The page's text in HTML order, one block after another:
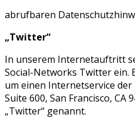
abrufbaren
„Twitter“
In unserem Internetauftritt
Social-Networks Twitter ein.
um einen Internetservice der
Suite 600, San Francisco, CA
„Twitter“ genannt.